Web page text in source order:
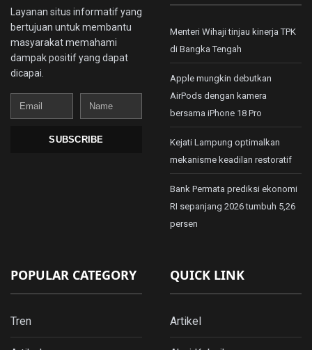
Layanan situs informatif yang
bertujuan untuk membantu
masyarakat memahami
dampak positif yang dapat
dicapai.
Email
Name
SUBSCRIBE
Menteri Wihaji tinjau kinerja TPK
di Bangka Tengah
Apple mungkin debutkan
AirPods dengan kamera
bersama iPhone 18 Pro
Kejati Lampung optimalkan
mekanisme keadilan restoratif
Bank Permata prediksi ekonomi
RI sepanjang 2026 tumbuh 5,26
persen
POPULAR CATEGORY
Tren
QUICK LINK
Artikel